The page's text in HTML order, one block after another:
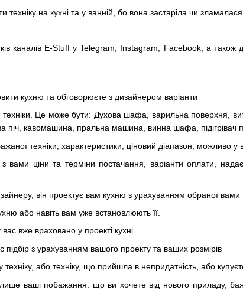
на кухні та у ванній, бо вона застаріла чи
каналів E-Stuff у Telegram, Instagram, Facebook, а
кухню та обговорюєте з дизайнером варіанти
Це може бути: Духова шафа, варильна поверхня,
піч, кавомашина, пральна машина, винна шафа, підігрівач
техніки, характеристики, ціновий діапазон, можливо
вами ціни та терміни постачання, варіанти оплати,
він проектує вам кухню з урахуванням обраної вами
або навіть вам уже встановлюють її.
вже враховано у проекті кухні.
з урахуванням вашого проекту та ваших розмірів
техніку, або техніку, що прийшла в непридатність, або
ваші побажання: що ви хочете від нового приладу,